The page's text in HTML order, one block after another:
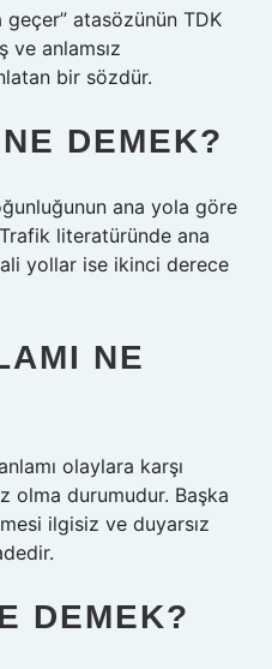
atasözünün TDK
ve anlamsız
bir sözdür.
DEMEK?
ana yola göre
literatüründe ana
yollar ise ikinci derece
NE
olaylara karşı
olma durumudur. Başka
ilgisiz ve duyarsız
DEMEK?